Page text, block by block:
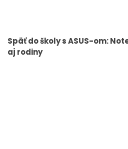
Späť do školy s ASUS-om:
aj rodiny